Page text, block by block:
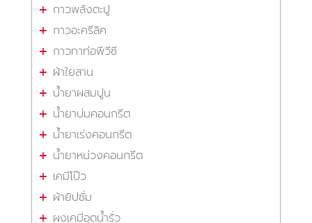
กาวพลังตะปู
กาวอะครีลิค
กาวทาท่อพีวีซี
ผ้าใยสาน
น้ำยาผสมปูน
น้ำยาบ่มคอนกรีต
น้ำยาเร่งคอนกรีต
น้ำยาหน่วงคอนกรีต
เคมีโป๊ว
ผ้ายิปซั่ม
ผงเคมีอุดน้ำรั่ว